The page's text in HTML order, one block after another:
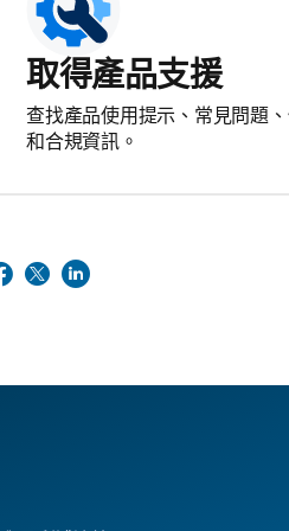
取得產品支援
查找產品使用提示、常見問題
和合規資訊。